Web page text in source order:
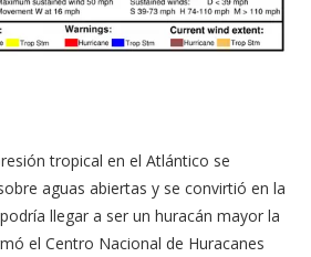
tropical en el Atlántico se
aguas abiertas y se convirtió en la
llegar a ser un huracán mayor la
el Centro Nacional de Huracanes